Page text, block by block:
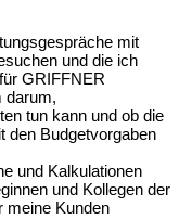
mit
und die ich
GRIFFNER
darum,
tun kann und ob die
den Budgetvorgaben
und Kalkulationen
und Kollegen der
meine Kunden